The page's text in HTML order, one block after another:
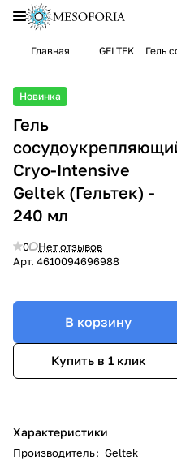
Главная GELTEK Гель
Новинка
Гель
Cryo-Intensive
Geltek (Гельтек) -
240 мл
0
Нет отзывов
Арт. 4610094696988
В корзину
Купить в 1 клик
Характеристики
Производитель: Geltek